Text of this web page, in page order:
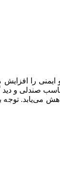
را
صندلی و
می‌یابد.